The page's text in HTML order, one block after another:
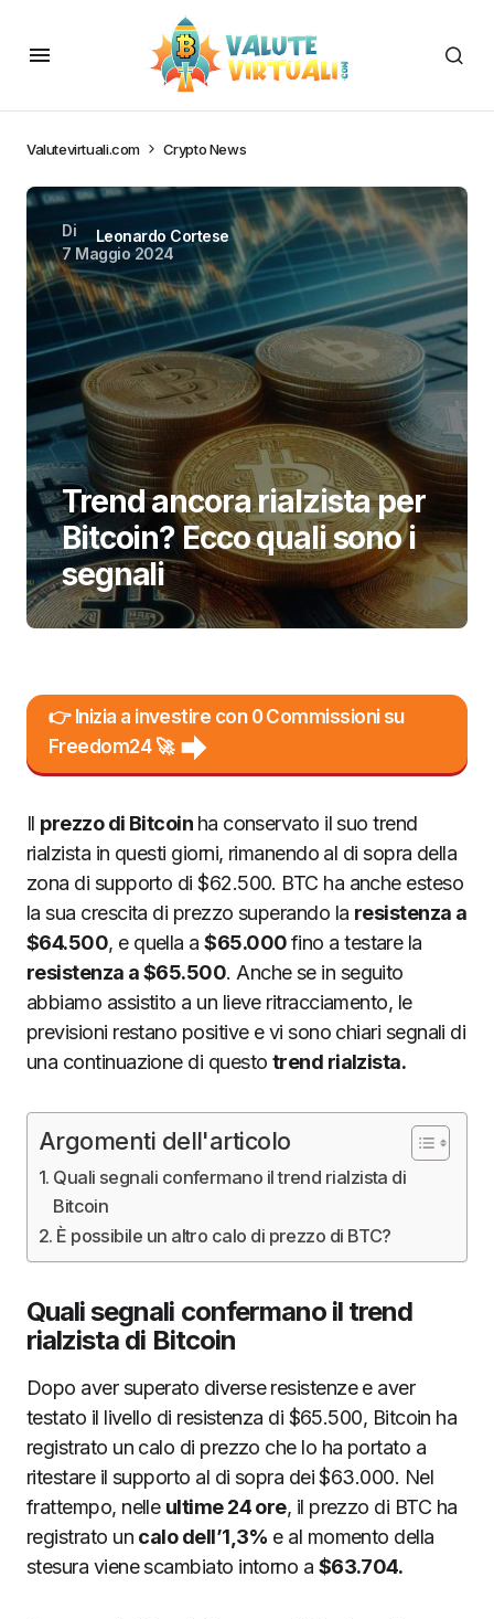
Valutevirtuali.com Crypto News
Di
Leonardo Cortese
7 Maggio 2024
Trend ancora rialzista per
Bitcoin? Ecco quali sono i
segnali
👉 Inizia a investire con 0 Commissioni su
Freedom24 🚀
Il prezzo di Bitcoin ha conservato il suo trend
rialzista in questi giorni, rimanendo al di sopra della
zona di supporto di $62.500. BTC ha anche esteso
la sua crescita di prezzo superando la resistenza a
$64.500, e quella a$65.000fino a testare la
resistenza a $65.500. Anche se in seguito
abbiamo assistito a un lieve ritracciamento, le
previsioni restano positive e vi sono chiari segnali di
una continuazione di questo trend rialzista.
Argomenti dell'articolo
Quali segnali confermano il trend rialzista di
Bitcoin
È possibile un altro calo di prezzo di BTC?
Quali segnali confermano il trend
rialzista di Bitcoin
Dopo aver superato diverse resistenze e aver
testato il livello di resistenza di $65.500, Bitcoin ha
registrato un calo di prezzo che lo ha portato a
ritestare il supporto al di sopra dei $63.000. Nel
frattempo, nelle ultime 24 ore, il prezzo di BTC ha
registrato un calo dell’1,3% e al momento della
stesura viene scambiato intorno a $63.704.